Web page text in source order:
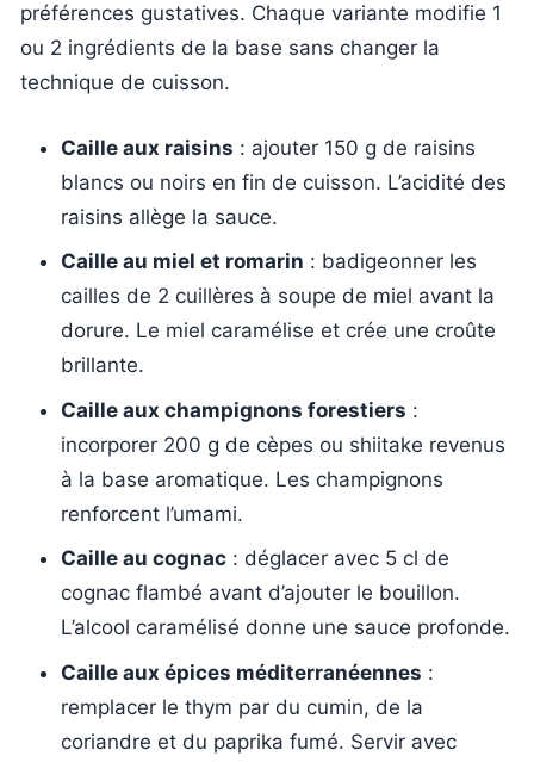
préférences gustatives. Chaque variante modifie 1
ou 2 ingrédients de la base sans changer la
technique de cuisson.
Caille aux raisins : ajouter 150 g de raisins
blancs ou noirs en fin de cuisson. L’acidité des
raisins allège la sauce.
Caille au miel et romarin : badigeonner les
cailles de 2 cuillères à soupe de miel avant la
dorure. Le miel caramélise et crée une croûte
brillante.
Caille aux champignons forestiers :
incorporer 200 g de cèpes ou shiitake revenus
à la base aromatique. Les champignons
renforcent l’umami.
Caille au cognac : déglacer avec 5 cl de
cognac flambé avant d’ajouter le bouillon.
L’alcool caramélisé donne une sauce profonde.
Caille aux épices méditerranéennes :
remplacer le thym par du cumin, de la
coriandre et du paprika fumé. Servir avec